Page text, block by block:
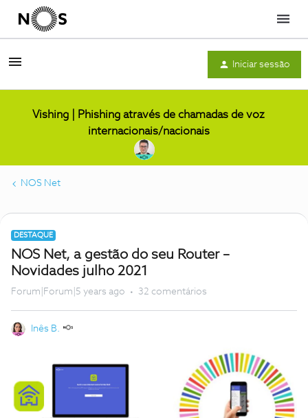
Menu
Iniciar sessão
Vishing | Phishing através de chamadas de voz
internacionais/nacionais
NOS Net
DESTAQUE
NOS Net, a gestão do seu Router –
Novidades julho 2021
Forum|Forum|5 years ago 32 comentários
Inês B.